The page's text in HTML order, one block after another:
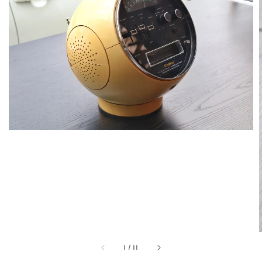
1 / 11